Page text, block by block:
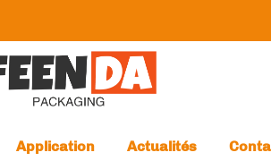
Application Actualités